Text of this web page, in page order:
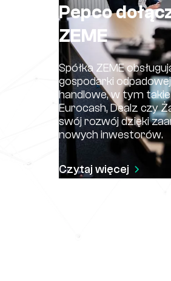
Pepco
ZEME
Spółka ZEME
gospodarki
handlowe, w tym
Eurocash, Dealz czy
swój rozwój dzięki
nowych inwestorów.
Czytaj więcej